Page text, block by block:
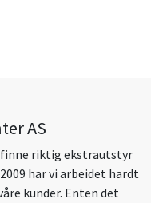
AS
riktig ekstrautstyr
har vi arbeidet hardt
kunder. Enten det